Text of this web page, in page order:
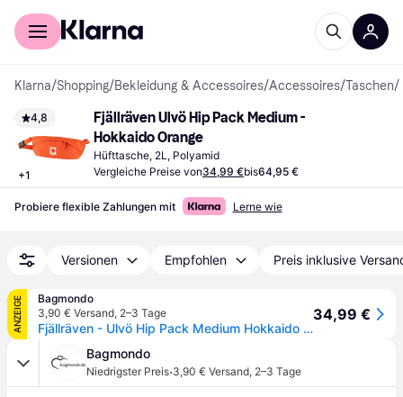
Für Shopper
Klarna/Shopping/Bekleidung & Accessoires/Accessoires/Taschen/
4,8
+1
Fjällräven Ulvö Hip Pack Medium -
Hokkaido Orange
Hüfttasche, 2L, Polyamid
Vergleiche Preise von34,99 €bis64,95 €
Probiere flexible Zahlungen mit Lerne wie
Versionen Empfohlen Preis inklusive
ANZEIGE
Bagmondo
3,90 € Versand, 2–3 Tage
Fjällräven - Ulvö Hip Pack Medium Hokkaido Orange - Gr. - OneSize
34,99 €
Bagmondo
Niedrigster Preis·3,90 € Versand, 2–3 Tage